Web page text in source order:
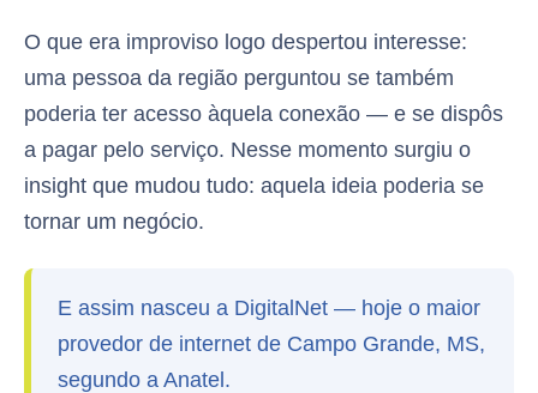
O que era improviso logo despertou interesse:
uma pessoa da região perguntou se também
poderia ter acesso àquela conexão — e se dispôs
a pagar pelo serviço. Nesse momento surgiu o
insight que mudou tudo: aquela ideia poderia se
tornar um negócio.
E assim nasceu a DigitalNet — hoje o maior
provedor de internet de Campo Grande, MS,
segundo a Anatel.